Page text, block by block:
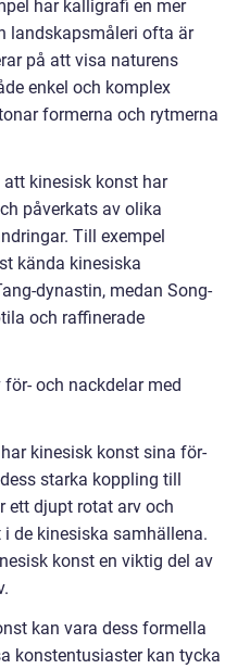
har kalligrafi en mer
landskapsmåleri ofta är
på att visa naturens
enkel och komplex
formerna och rytmerna
kinesisk konst har
påverkats av olika
Till exempel
kända kinesiska
dynastin, medan Song-
och raffinerade
och nackdelar med
kinesisk konst sina för-
starka koppling till
ett djupt rotat arv och
de kinesiska samhällena.
konst en viktig del av
kan vara dess formella
konstentusiaster kan tycka